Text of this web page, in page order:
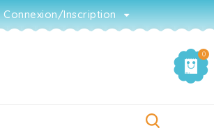
Connexion/Inscription
0